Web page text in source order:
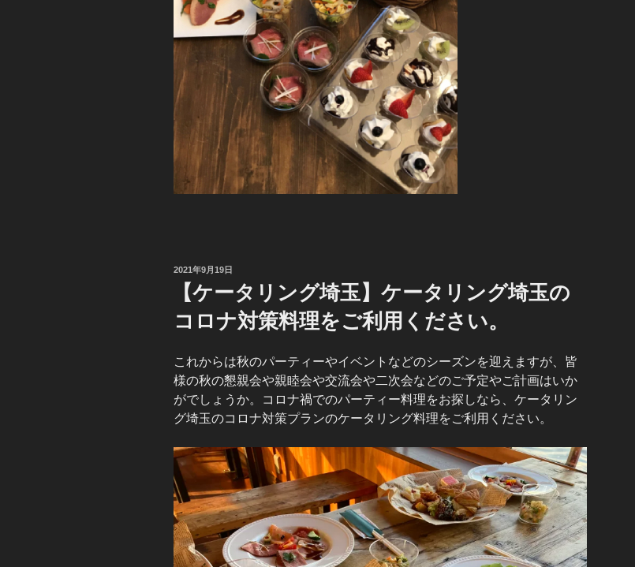
投
2021年9月19日
【ケータリング埼玉】ケータリング埼玉の
コロナ対策料理をご利用ください。
これからは秋のパーティーやイベントなどのシーズンを迎えますが、皆
様の秋の懇親会や親睦会や交流会や二次会などのご予定やご計画はいか
がでしょうか。コロナ禍でのパーティー料理をお探しなら、ケータリン
グ埼玉のコロナ対策プランのケータリング料理をご利用ください。